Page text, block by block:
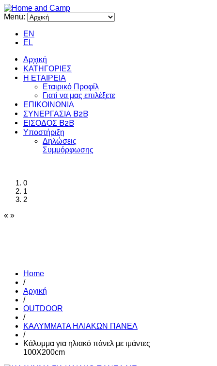
Menu:
EN
EL
Αρχική
ΚΑΤΗΓΟΡΙΕΣ
Η ΕΤΑΙΡΕΙΑ
Εταιρικό Προφίλ
Γιατί να μας επιλέξετε
ΕΠΙΚΟΙΝΩΝΙΑ
ΣΥΝΕΡΓΑΣΙΑ B2B
ΕΙΣΟΔΟΣ B2B
Υποστήριξη
Δηλώσεις
Συμμόρφωσης
0
1
2
« »
Home
/
Αρχική
/
OUTDOOR
/
ΚΑΛΥΜΜΑΤΑ ΗΛΙΑΚΩΝ ΠΑΝΕΛ
/
Κάλυμμα για ηλιακό πάνελ με ιμάντες
100X200cm